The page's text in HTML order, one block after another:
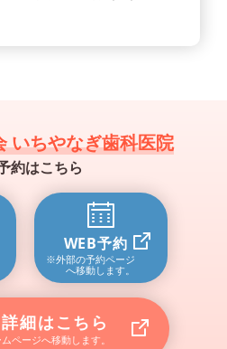
いちやなぎ歯科医院
約はこちら
WEB予約
※外部の予約ページ
へ移動します。
細はこちら
ページへ移動します。